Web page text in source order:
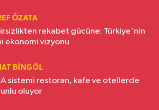
ÖZATA
rekabet gücüne: Türkiye'nin
ekonomi vizyonu
BINGÖL
sistemi restoran, kafe ve otellerde
oluyor